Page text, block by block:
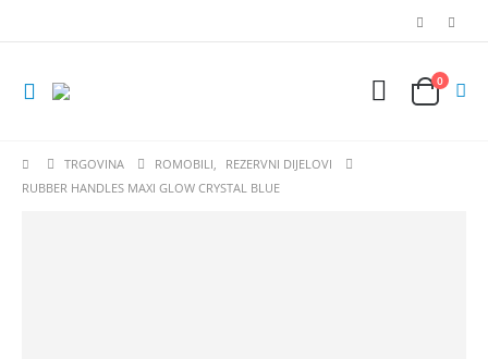
0
TRGOVINA ROMOBILI,
REZERVNI DIJELOVI
RUBBER HANDLES MAXI GLOW CRYSTAL BLUE